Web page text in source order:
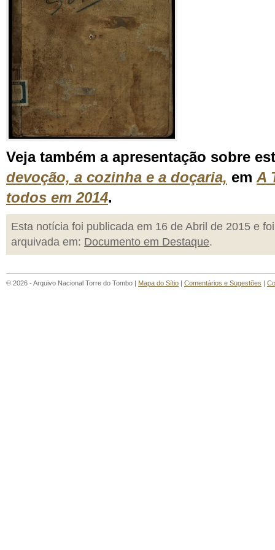
Veja também a apresentação sobre
devoção, a cozinha e a doçaria, em A
todos em 2014.
Esta notícia foi publicada em 16 de Abril de 2015 e foi
arquivada em: Documento em Destaque.
© 2026 - Arquivo Nacional Torre do Tombo | Mapa do Sítio | Comentários e Sugestões |